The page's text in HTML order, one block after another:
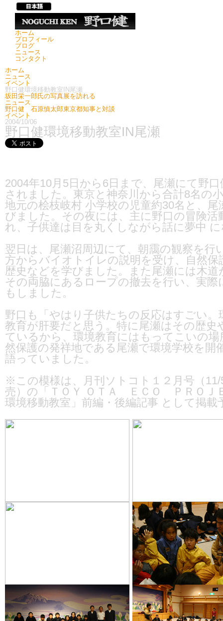
ホーム
プロフィール
ブログ
ニュース
コンタクト
ホーム
ニュース
イベント
野口健環境移動教室IN尾瀬
坂田栄一郎氏の写真展を訪れる
ニュース
野口健 石原慎太郎東京都知事と対談
イベント
2004/10/06
野口健環境移動教室IN尾瀬
2004年10月5日から6日まで、尾瀬にて野
されました。東京と神奈川から合計8名の
地元の桧枝岐村 小学校の児童約30名と、
びました。その夜には、主に野口の冒険
れ、子供達は目を丸くしながら話に夢中
翌日は、尾瀬沼周辺にて、朝靄の観察を行
方からバイオトイレの説明を受け、自然
歴史などを学びました。また尾瀬には木
その両脇にあるロープの撤去を行い、実際
もしました。
野口も「やはり子供たちの反応はすごい
教育が肝要だと思う。特に尾瀬はその歴
ているから、環境教育にはもってこいの
然保護の発祥地である尾瀬で環境学校を開
語っていました。
※この模様は、月刊ソトコト１２月号（
売）の「ＴＯＹ ＯＴＡ ＥＣＯ ＰＲＯＪ
環境移動教室」前編・後編記事 として掲載